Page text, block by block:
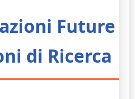
Future
di Ricerca